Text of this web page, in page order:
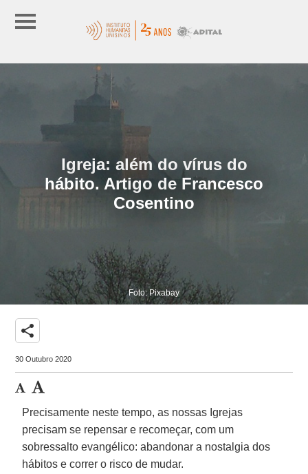
Igreja: além do vírus do
hábito. Artigo de Francesco
Cosentino
Foto: Pixabay
share
30 Outubro 2020
Precisamente neste tempo, as nossas Igrejas
precisam se repensar e recomeçar, com um
sobressalto evangélico: abandonar a nostalgia dos
hábitos e correr o risco de mudar.